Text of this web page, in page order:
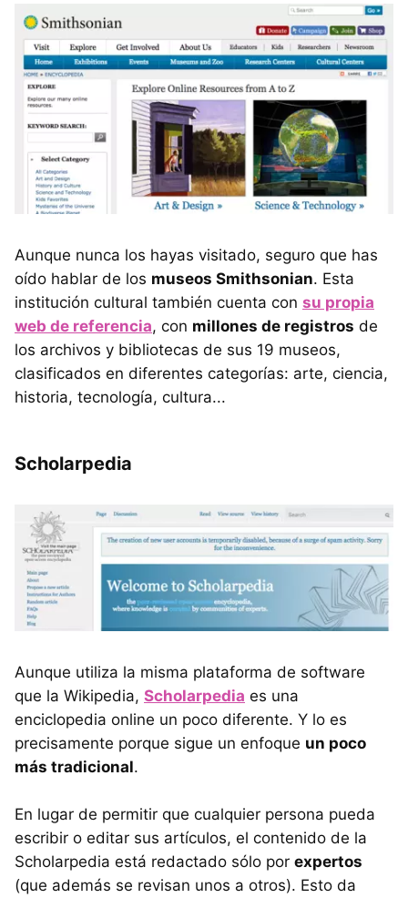
Aunque nunca los hayas visitado, seguro que has
oído hablar de los museos Smithsonian. Esta
institución cultural también cuenta con su propia
web de referencia, con millones de registros de
los archivos y bibliotecas de sus 19 museos,
clasificados en diferentes categorías: arte, ciencia,
historia, tecnología, cultura...
Scholarpedia
Aunque utiliza la misma plataforma de software
que la Wikipedia, Scholarpedia es una
enciclopedia online un poco diferente. Y lo es
precisamente porque sigue un enfoque un poco
más tradicional.
En lugar de permitir que cualquier persona pueda
escribir o editar sus artículos, el contenido de la
Scholarpedia está redactado sólo por expertos
(que además se revisan unos a otros). Esto da